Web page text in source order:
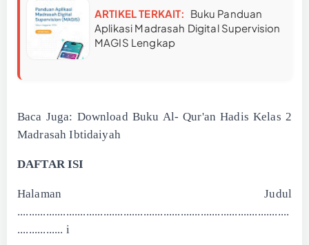
ARTIKEL TERKAIT: Buku Panduan
Aplikasi Madrasah Digital Supervision
MAGIS Lengkap
Baca Juga: Download Buku Al- Qur'an Hadis Kelas 2
Madrasah Ibtidaiyah
DAFTAR ISI
Halaman Judul
...............................................................................................
................ i